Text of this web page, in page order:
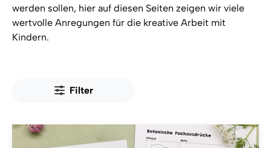
werden sollen, hier auf diesen Seiten zeigen wir viele
wertvolle Anregungen für die kreative Arbeit mit
Kindern.
Filter